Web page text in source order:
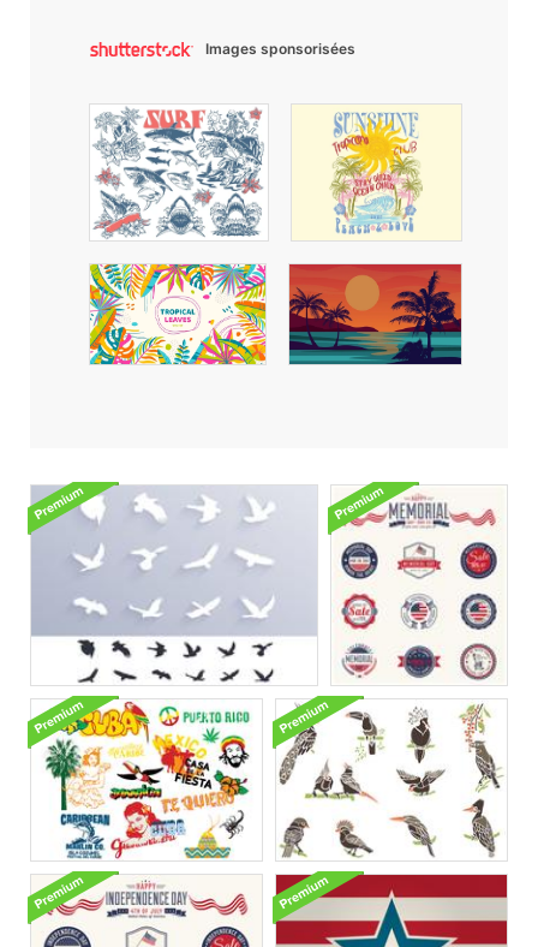
Images sponsorisées